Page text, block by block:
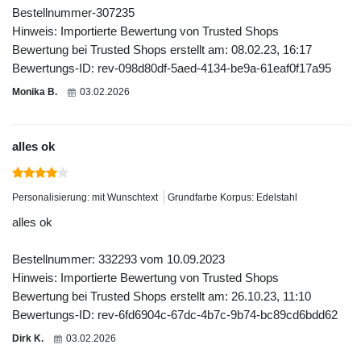
Bestellnummer-307235
Hinweis: Importierte Bewertung von Trusted Shops
Bewertung bei Trusted Shops erstellt am: 08.02.23, 16:17
Bewertungs-ID: rev-098d80df-5aed-4134-be9a-61eaf0f17a95
Monika B. 03.02.2026
alles ok
Personalisierung: mit Wunschtext Grundfarbe Korpus: Edelstahl
alles ok
Bestellnummer: 332293 vom 10.09.2023
Hinweis: Importierte Bewertung von Trusted Shops
Bewertung bei Trusted Shops erstellt am: 26.10.23, 11:10
Bewertungs-ID: rev-6fd6904c-67dc-4b7c-9b74-bc89cd6bdd62
Dirk K. 03.02.2026